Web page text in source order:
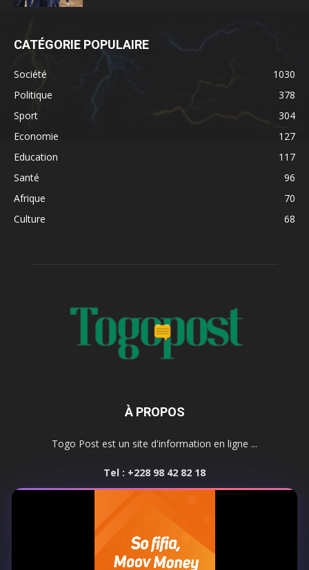
CATÉGORIE POPULAIRE
Société
1030
Politique
378
Sport
304
Economie
127
Education
117
Santé
96
Afrique
70
Culture
68
À PROPOS
Togo Post est un site d'information en ligne ...
Tel : +228 98 42 82 18
SUIVEZ NOUS